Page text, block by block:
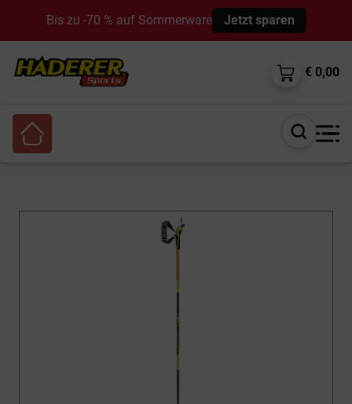
Bis zu -70 % auf Sommerware Jetzt sparen
€ 0,00
Suche